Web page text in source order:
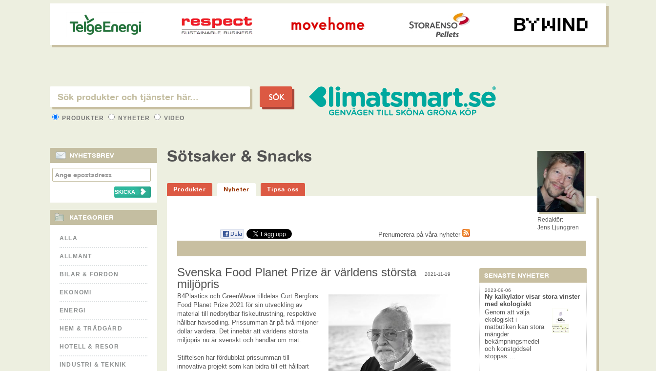
PRODUKTER NYHETER VIDEO
NYHETSBREV
KATEGORIER
ALLA
ALLMÄNT
BILAR & FORDON
EKONOMI
ENERGI
HEM & TRÄDGÅRD
HOTELL & RESOR
INDUSTRI & TEKNIK
Sötsaker & Snacks
Produkter Nyheter Tipsa oss
Redaktör:
Jens Ljunggren
Prenumerera på våra nyheter
Svenska Food Planet Prize är världens största
miljöpris
2021-11-19
B4Plastics och GreenWave tilldelas Curt Bergfors
Food Planet Prize 2021 för sin utveckling av
material till nedbrytbar fiskeutrustning, respektive
hållbar havsodling. Prissumman är på två miljoner
dollar vardera. Det innebär att världens största
miljöpris nu är svenskt och handlar om mat.
Stiftelsen har fördubblat prissumman till
innovativa projekt som kan bidra till ett hållbart
SENASTE NYHETER
2023-09-06
Ny kalkylator visar stora vinster
med ekologiskt
Genom att välja
ekologiskt i
matbutiken kan stora
mängder
bekämpningsmedel
och konstgödsel
stoppas.…